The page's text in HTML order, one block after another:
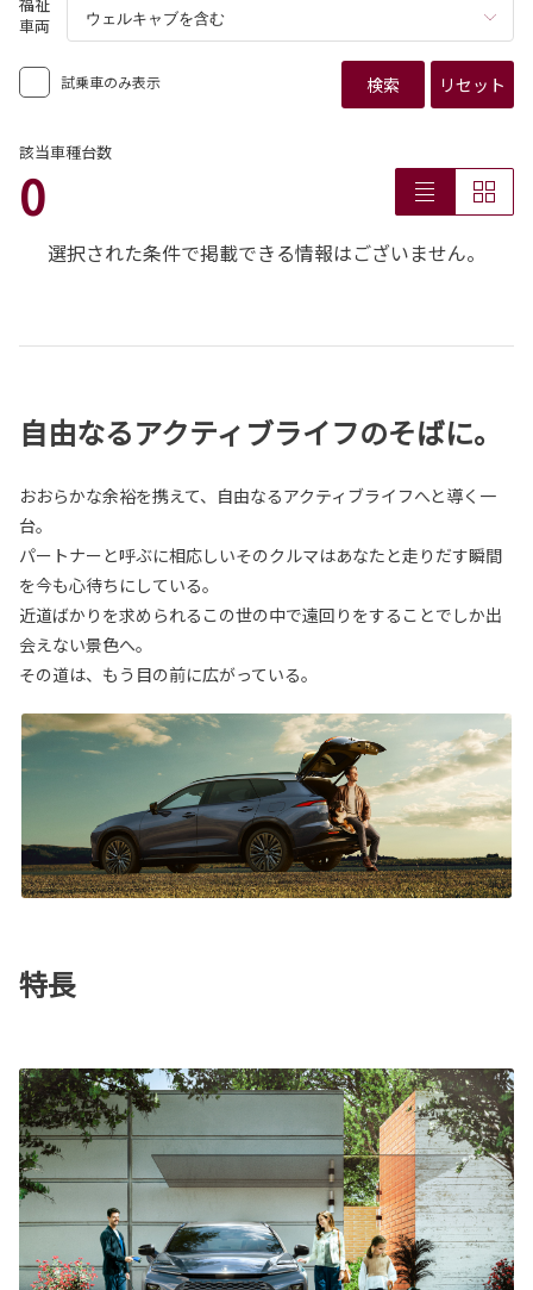
福祉
車両
試乗車のみ表示 検索 リセット
該当車種台数
0
選択された条件で掲載できる情報はございません。
自由なるアクティブライフのそばに。
おおらかな余裕を携えて、自由なるアクティブライフへと導く一
台。
パートナーと呼ぶに相応しいそのクルマはあなたと走りだす瞬間
を今も心待ちにしている。
近道ばかりを求められるこの世の中で遠回りをすることでしか出
会えない景色へ。
その道は、もう目の前に広がっている。
特長